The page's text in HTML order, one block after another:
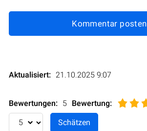
Kommentar posten
Aktualisiert: 21.10.2025 9:07
Bewertungen: 5 Bewertung: